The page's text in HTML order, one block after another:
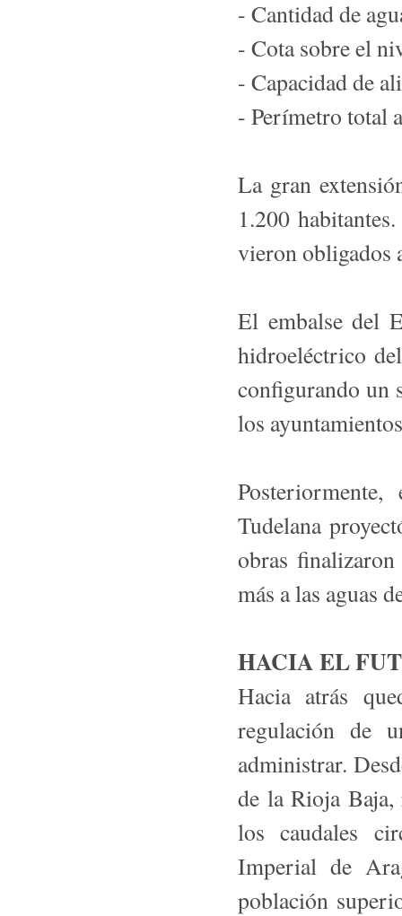
- Cantidad de
- Cota sobre el
- Capacidad de
- Perímetro total
La gran
1.200
vieron obligados
El embalse del
hidroeléctrico
configurando un
los
Tudelana
obras
más a las aguas
HACIA EL
Hacia atrás
regulación de
administrar.
de la Rioja
los caudales
Imperial de
población